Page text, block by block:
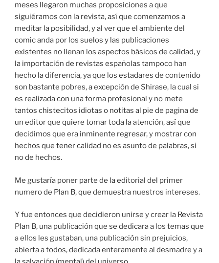
meses llegaron muchas proposiciones a que
siguiéramos con la revista, así que comenzamos a
meditar la posibilidad, y al ver que el ambiente del
comic anda por los suelos y las publicaciones
existentes no llenan los aspectos básicos de calidad, y
la importación de revistas españolas tampoco han
hecho la diferencia, ya que los estadares de contenido
son bastante pobres, a excepción de Shirase, la cual si
es realizada con una forma profesional y no mete
tantos chistecitos idiotas o notitas al pie de pagina de
un editor que quiere tomar toda la atención, así que
decidimos que era inminente regresar, y mostrar con
hechos que tener calidad no es asunto de palabras, si
no de hechos.
Me gustaría poner parte de la editorial del primer
numero de Plan B, que demuestra nuestros intereses.
Y fue entonces que decidieron unirse y crear la Revista
Plan B, una publicación que se dedicara a los temas que
a ellos les gustaban, una publicación sin prejuicios,
abierta a todos, dedicada enteramente al desmadre y a